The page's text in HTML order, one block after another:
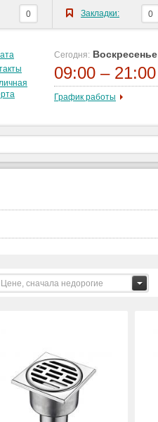
Сегодня: Воскресенье
09:00 – 21:00
График работы
Цене, сначала недорогие
Закладки: 0
0